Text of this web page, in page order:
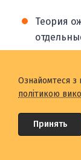
Теория
о
Самая
ожидания
Ознайомтеся
політикою
Принять